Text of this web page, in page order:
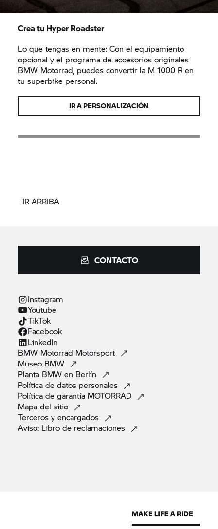
Crea tu Hyper Roadster
Lo que tengas en mente: Con el equipamiento
opcional y el programa de accesorios originales
BMW Motorrad, puedes convertir la M 1000 R en
tu superbike personal.
IR A PERSONALIZACIÓN
IR ARRIBA
CONTACTO
Instagram
Youtube
TikTok
Facebook
Linkedln
BMW Motorrad Motorsport
Museo BMW
Planta BMW en Berlín
Política de datos personales
Política de garantía MOTORRAD
Mapa delsitio
Terceros yencargados
Aviso: Libro de reclamaciones